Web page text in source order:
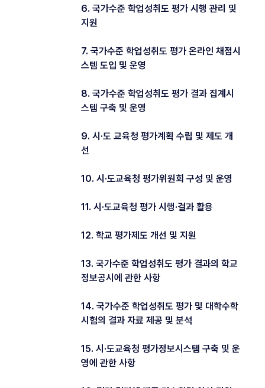
6. 국가수준 학업성취도 평가 시행 관리 및
지원
7. 국가수준 학업성취도 평가 온라인 채점시
스템 도입 및 운영
8. 국가수준 학업성취도 평가 결과 집계시
스템 구축 및 운영
9. 시·도 교육청 평가계획 수립 및 제도 개
선
10. 시·도교육청 평가위원회 구성 및 운영
11. 시·도교육청 평가 시행·결과 활용
12. 학교 평가제도 개선 및 지원
13. 국가수준 학업성취도 평가 결과의 학교
정보공시에 관한 사항
14. 국가수준 학업성취도 평가 및 대학수학
시험의 결과 자료 제공 및 분석
15. 시·도교육청 평가정보시스템 구축 및 운
영에 관한 사항